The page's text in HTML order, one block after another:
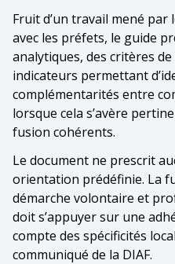
Fruit d’un travail mené par
avec les préfets, le guide
analytiques, des critères
indicateurs permettant
complémentarités entre
lorsque cela s’avère
fusion cohérents.
Le document ne prescrit
orientation prédéfinie. La
démarche volontaire et
doit s’appuyer sur une
compte des spécificités
communiqué de la DIAF.